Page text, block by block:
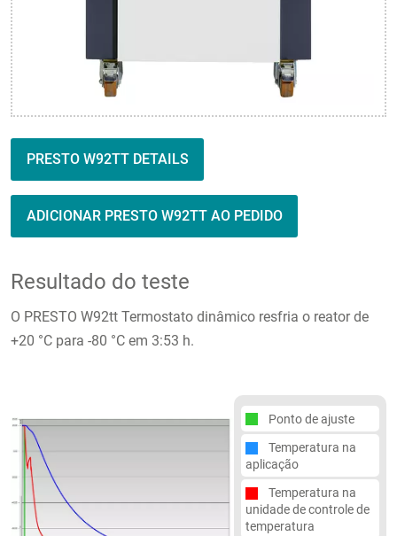
PRESTO W92TT DETAILS
ADICIONAR PRESTO W92TT AO PEDIDO
Resultado do teste
O PRESTO W92tt Termostato dinâmico resfria o reator de
+20 °C para -80 °C em 3:53 h.
Ponto de ajuste
Temperatura na
aplicação
Temperatura na
unidade de controle de
temperatura